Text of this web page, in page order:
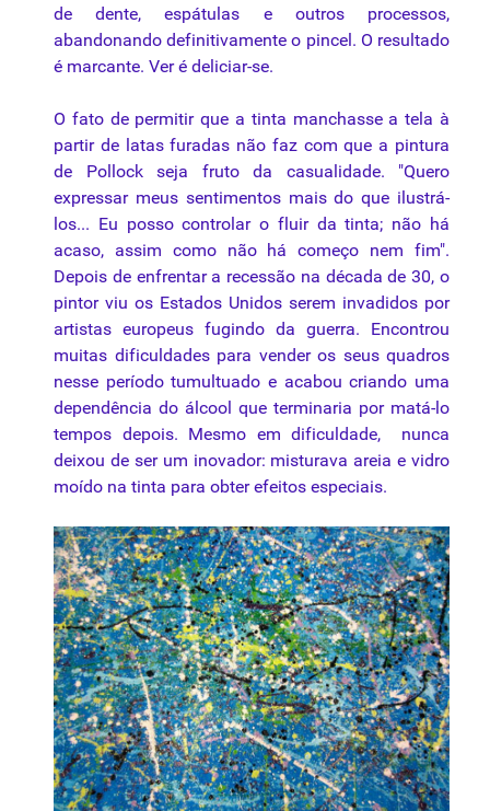
de dente,espátulas e outros processos,
abandonando definitivamente o pincel. O resultado
é marcante. Ver é deliciar-se.
O fato de permitir que a tinta manchasse a tela à
partir de latas furadas não faz com que a pintura
de Pollock seja fruto da casualidade. "Quero
expressar meus sentimentos mais do que ilustrá-
los... Eu posso controlar o fluir da tinta; não há
acaso, assim como não há começo nem fim".
Depois de enfrentar a recessão na década de 30, o
pintor viu os Estados Unidos serem invadidos por
artistas europeus fugindo da guerra. Encontrou
muitas dificuldades para vender os seus quadros
nesse período tumultuado e acabou criando uma
dependência do álcool que terminaria por matá-lo
tempos depois. Mesmo em dificuldade, nunca
deixou de ser um inovador: misturava areia e vidro
moído na tinta para obter efeitos especiais.